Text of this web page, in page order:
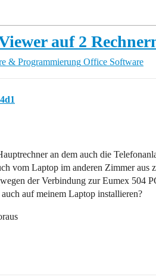
auf 2
& Programmierung Office Software
an dem auch die
vom Laptop im anderen Zimmer aus
der Verbindung zur Eumex 504
auf meinem Laptop installieren?